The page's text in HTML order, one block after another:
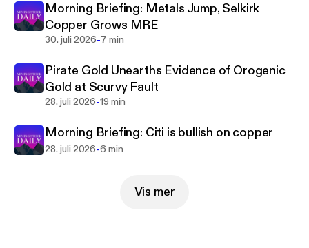
Morning Briefing: Metals Jump, Selkirk
Copper Grows MRE
30. juli 2026-7 min
Pirate Gold Unearths Evidence of Orogenic
Gold at Scurvy Fault
28. juli 2026-19 min
Morning Briefing: Citi is bullish on copper
28. juli 2026-6 min
Vis mer